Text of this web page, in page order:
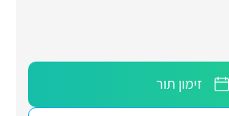
זימון תור